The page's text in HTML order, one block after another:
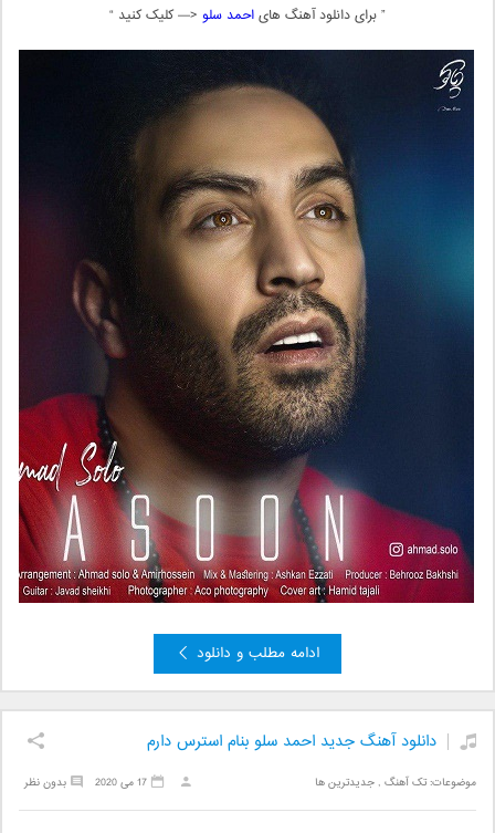
” برای دانلود آهنگ هایاحمد سلو <— کلیک کنید “
ادامه مطلب و دانلود
دانلود آهنگ جدید احمد سلو بنام استرس دارم
موضوعات:تک آهنگ ,جدیدترین ها بدون نظر 17 می 2020